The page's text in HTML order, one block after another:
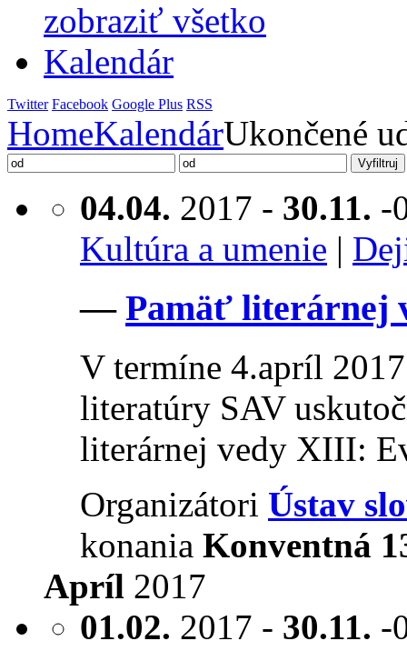
zobraziť všetko
Kalendár
Twitter Facebook Google Plus RSS
HomeKalendárUkončené
04.04. 2017 - 30.11. -
Kultúra a umenie |
— Pamäť literárnej
V termíne 4.apríl
literatúry SAV
literárnej vedy XIII:
Organizátori Ústav
konania Konventná
Apríl 2017
01.02. 2017 - 30.11. -